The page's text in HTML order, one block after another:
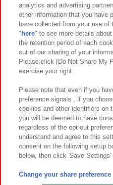
関連会社 サステナビ
プライバシーポリシー ウェブ
お取引先さまとともに
カスタマーハラスメント対応方針
©Bandai Namco
©Bandai Namco
analytics and advertising
other information that you have
have collected from your use
" here" to see more details
the retention period of each
out of our sharing of your
Please click [Do Not Share My
exercise your right.
Please note that even if you
preference signals , if you
cookies and other identifiers on
you will be deemed to have
regardless of the opt-out
understand and agree to this
consent on the following setup
below, then click 'Save
Change your share preference